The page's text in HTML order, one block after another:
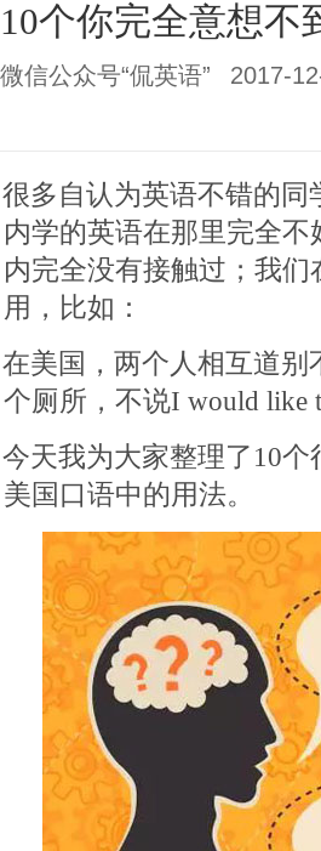
10个你完全意想不
微信公众号“侃英语” 2017-
很多自认为英语不错的
内学的英语在那里完全
内完全没有接触过；我
用，比如：
在美国，两个人相互道别
个厕所，不说I would like
今天我为大家整理了10
美国口语中的用法。